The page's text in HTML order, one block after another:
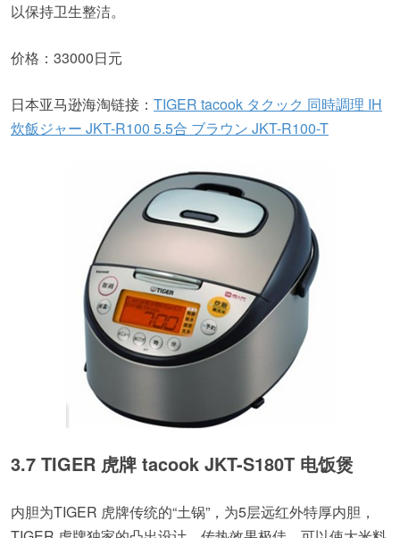
以保持卫生整洁。
价格：33000日元
日本亚马逊海淘链接： TIGER tacook タクック 同時調理 IH
炊飯ジャー JKT-R100 5.5合 ブラウン JKT-R100-T
3.7 TIGER 虎牌 tacook JKT-S180T 电饭煲
内胆为TIGER 虎牌传统的“土锅”，为5层远红外特厚内胆，